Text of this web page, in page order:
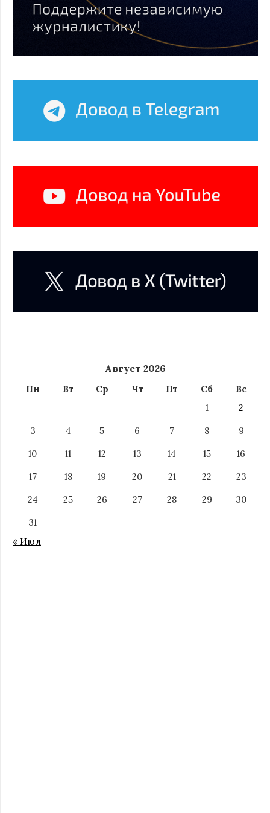
Август 2026
Пн Вт Ср Чт Пт Сб
Вс
1
2
3
4 5 6 7 8
9
10
11 12 13 14 15
16
17
18 19 20 21 22
23
24
25 26 27 28 29
30
31
« Июл